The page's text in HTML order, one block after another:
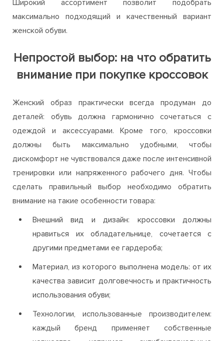
ASICS, ECCO, Adidas, Run и другие.
Товары от этих и многих других производителей
Широкий ассортимент позволит подобрать
Непростой выбор: на что обратить
внимание при покупке кроссовок
Женский образ практически всегда продуман до
деталей: обувь должна гармонично сочетаться с
одеждой и аксессуарами. Кроме того, кроссовки
должны быть максимально удобными, чтобы
тренировки или напряженного рабочего дня. Чтобы
сделать правильный выбор необходимо обратить
внимание на такие особенности товара:
Внешний вид и дизайн: кроссовки должны
нравиться их обладательнице, сочетается с
другими предметами ее гардероба;
Материал, из которого выполнена модель: от их
качества зависит долговечность и практичность